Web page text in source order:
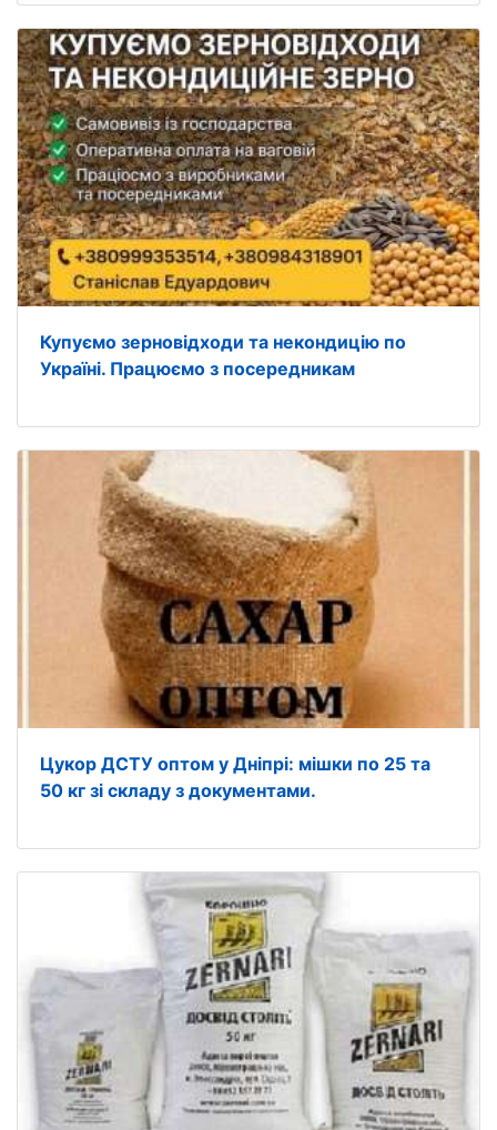
Купуємо зерновідходи та некондицію по
Україні. Працюємо з посередникам
Цукор ДСТУ оптом у Дніпрі: мішки по 25 та
50 кг зі складу з документами.